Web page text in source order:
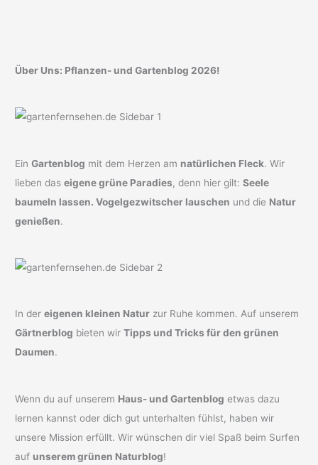
Über Uns: Pflanzen- und Gartenblog 2026!
EinGartenblog mit dem Herzen am natürlichen Fleck. Wir
lieben daseigene grüne Paradies, denn hier gilt:Seele
baumeln lassen. Vogelgezwitscher lauschen und die Natur
genießen.
In dereigenen kleinen Natur zur Ruhe kommen. Auf unserem
Gärtnerblog bieten wirTipps und Tricks für den grünen
Daumen.
Wenn du auf unserem Haus- und Gartenblog etwas dazu
lernen kannst oder dich gut unterhalten fühlst, haben wir
unsere Mission erfüllt. Wir wünschen dir viel Spaß beim Surfen
auf unserem grünen Naturblog!